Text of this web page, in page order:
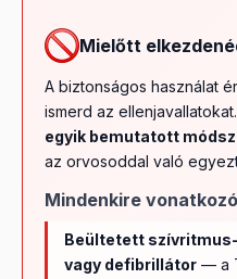
Mielőtt
A biztonságos használat
ismerd az
egyik bemutatott
az orvosoddal való
Mindenkire
Beültetett
vagy defibrillátor — a